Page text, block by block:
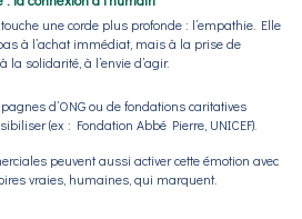
une corde plus profonde : l’empathie. Elle
à l’achat immédiat, mais à la prise de
la solidarité, à l’envie d’agir.
d’ONG ou de fondations caritatives
(ex : Fondation Abbé Pierre, UNICEF).
peuvent aussi activer cette émotion avec
vraies, humaines, qui marquent.